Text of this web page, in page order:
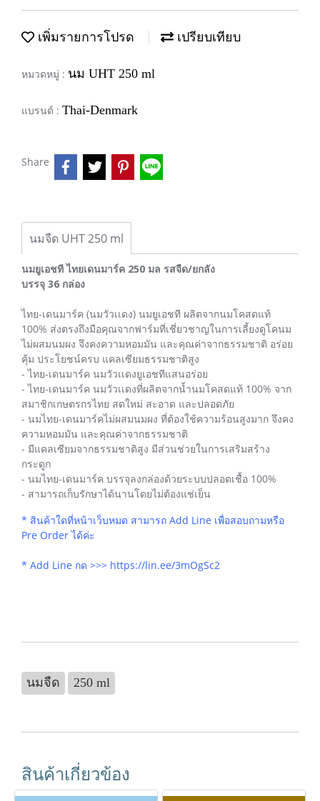
เพิ่มรายการโปรด เปรียบเทียบ
หมวดหมู่ : นม UHT 250 ml
แบรนด์ : Thai-Denmark
Share
นมจืด UHT 250 ml
นมยูเอชที ไทยเดนมาร์ค 250 มล รสจืด/ยกลัง
บรรจุ 36 กล่อง
ไทย-เดนมาร์ค (นมวัวเเดง) นมยูเอชที ผลิตจากนมโคสดแท้
100% ส่งตรงถึงมือคุณจากฟาร์มที่เชี่ยวชาญในการเลี้ยงดูโคนม
ไม่ผสมนมผง จึงคงความหอมมัน และคุณค่าจากธรรมชาติ อร่อย
คุ้ม ประโยชน์ครบ แคลเซียมธรรมชาติสูง
- ไทย-เดนมาร์ค นมวัวเเดงยูเอชทีแสนอร่อย
- ไทย-เดนมาร์ค นมวัวเเดงที่ผลิตจากน้ำนมโคสดแท้ 100% จาก
สมาชิกเกษตรกรไทย สดใหม่ สะอาด และปลอดภัย
- นมไทย-เดนมาร์คไม่ผสมนมผง ที่ต้องใช้ความร้อนสูงมาก จึงคง
ความหอมมัน และคุณค่าจากธรรมชาติ
- มีแคลเซียมจากธรรมชาติสูง มีส่วนช่วยในการเสริมสร้าง
กระดูก
- นมไทย-เดนมาร์ค บรรจุลงกล่องด้วยระบบปลอดเชื้อ 100%
- สามารถเก็บรักษาได้นานโดยไม่ต้องแช่เย็น
* สินค้าใดที่หน้าเว็บหมด สามารถ Add Line เพื่อสอบถามหรือ
Pre Order ได้ค่ะ
* Add Line กด >>> https://lin.ee/3mOgSc2
นมจืด 250 ml
สินค้าเกี่ยวข้อง